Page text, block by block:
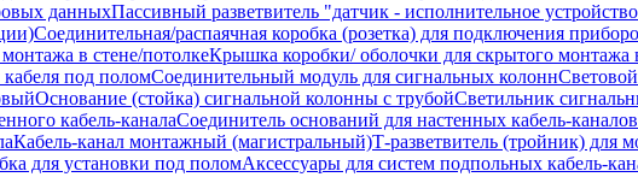
данныхПассивный разветвитель "датчик - исполнительное
Соединительная/распаячная коробка (розетка) для подключения
в стене/потолкеКрышка коробки/ оболочки для скрытого монтажа
под поломСоединительный модуль для сигнальных колонн
Основание (стойка) сигнальной колонны с трубойСветильник
кабель-каналаСоединитель оснований для настенных кабель-каналов
Кабель-канал монтажный (магистральный)Т-разветвитель (тройник) для
для установки под поломАксессуары для систем подпольных кабель-